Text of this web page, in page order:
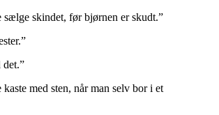
sælge skindet, før bjørnen er skudt.”
det.”
med sten, når man selv bor i et